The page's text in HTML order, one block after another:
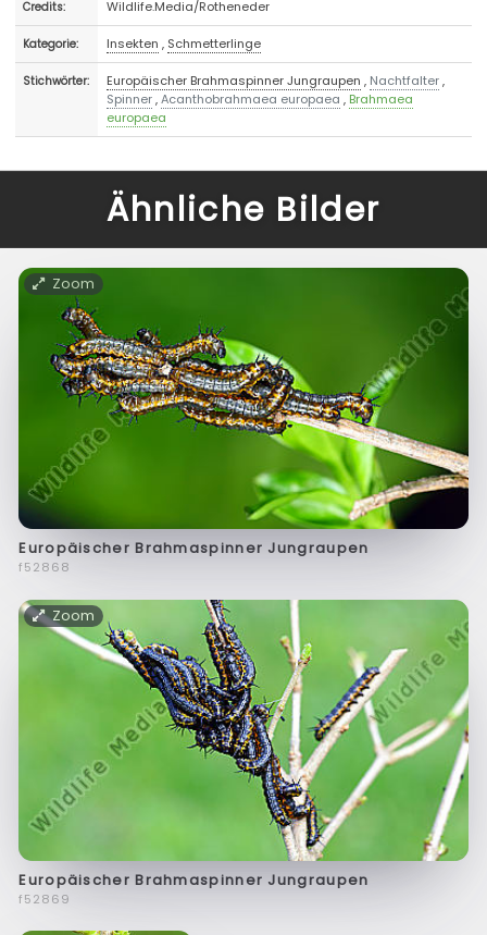
Credits: Wildlife.Media/Rotheneder
Kategorie: Insekten , Schmetterlinge
Stichwörter: Europäischer Brahmaspinner Jungraupen , Nachtfalter,
Spinner,Acanthobrahmaea europaea , Brahmaea
europaea
Ähnliche Bilder
Zoom
Europäischer Brahmaspinner Jungraupen
f52868
Zoom
Europäischer Brahmaspinner Jungraupen
f52869